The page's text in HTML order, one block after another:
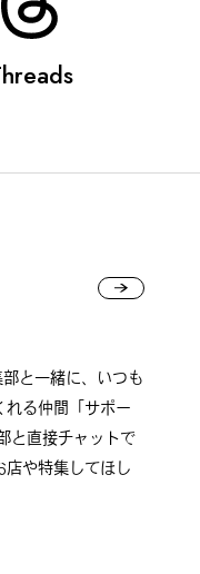
き
と一緒に、いつも
れる仲間「サポー
と直接チャットで
店や特集してほし